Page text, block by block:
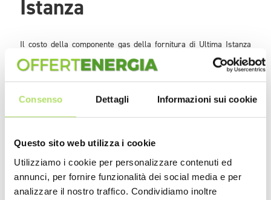
Consenso Dettagli Informazioni sui cookie
Questo sito web utilizza i cookie
Utilizziamo i cookie per personalizzare contenuti ed
annunci, per fornire funzionalità dei social media e per
analizzare il nostro traffico. Condividiamo inoltre
Istanza
Il costo della componente gas della fornitura di Ultima Istanza
viene stabilito dall'ARERA (Autorità di Regolazione per Energia
Reti e Ambiente). Ciò avviene nei primi sei mesi dall'attivazione
della fornitura di Ultima Istanza da parte del distributore locale.
Trascorsi i 6 mesi, il prezzo della componente energia rispecchia
sempre il costo della tariffa stabilita da ARERA ma maggiorato
tramite l'aggiunta di un parametro Beta.
Redazione